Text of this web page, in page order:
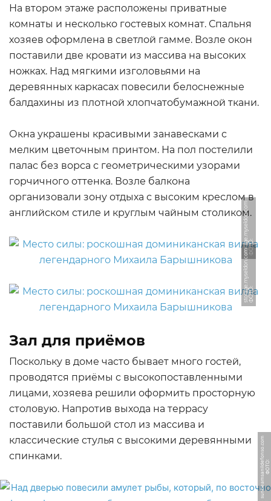
На втором этаже расположены приватные
комнаты и несколько гостевых комнат. Спальня
хозяев оформлена в светлой гамме. Возле окон
поставили две кровати из массива на высоких
ножках. Над мягкими изголовьями на
деревянных каркасах повесили белоснежные
балдахины из плотной хлопчатобумажной ткани.
Окна украшены красивыми занавесками с
мелким цветочным принтом. На пол постелили
палас без ворса с геометрическими узорами
горчичного оттенка. Возле балкона
организовали зону отдыха с высоким креслом в
английском стиле и круглым чайным столиком.
Ф
О
Т
О:
s
t
o
r
a
g
e.
m
y
s
el
d
o
n.
c
o
m
Ф
О
Т
О:
s
t
o
r
a
g
e.
m
y
s
el
d
o
n.
c
o
m
Зал для приёмов
Поскольку в доме часто бывает много гостей,
проводятся приёмы с высокопоставленными
лицами, хозяева решили оформить просторную
столовую. Напротив выхода на террасу
поставили большой стол из массива и
классические стулья с высокими деревянными
спинками.
Ф
О
Т
О:
s
u
n
b
e
a
m
s
a
nil
d
e
f
o
n
s
o.
c
o
m